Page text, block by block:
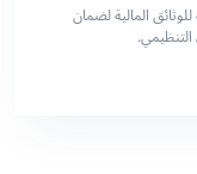
المالية لضمان
التنظيمي.